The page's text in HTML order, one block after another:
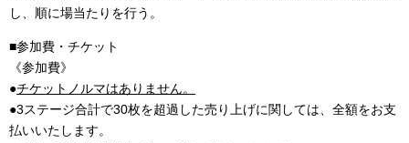
し、順に場当たりを行う。
■参加費・チケット
《参加費》
●チケットノルマはありません。
●3ステージ合計で30枚を超過した売り上げに関しては、全額をお支
払いいたします。